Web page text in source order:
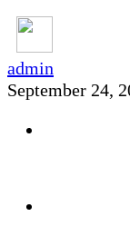
admin
September 24,